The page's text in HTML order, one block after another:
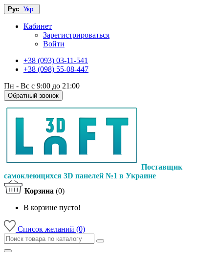
Рус Укр
Кабинет
Зарегистрироваться
Войти
+38 (093) 03-11-541
+38 (098) 55-08-447
Пн - Вс с 9:00 до 21:00
Обратный звонок
Поставщик
самоклеющихся 3D панелей №1 в Украине
Корзина (0)
В корзине пусто!
Список желаний (0)